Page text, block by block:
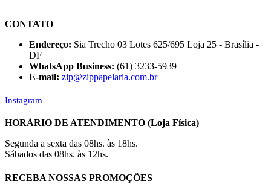
CONTATO
Endereço: Sia Trecho 03 Lotes 625/695 Loja 25 - Brasília -
DF
WhatsApp Business: (61) 3233-5939
E-mail: zip@zippapelaria.com.br
Instagram
HORÁRIO DE ATENDIMENTO (Loja Física)
Segunda a sexta das 08hs. às 18hs.
Sábados das 08hs. às 12hs.
RECEBA NOSSAS PROMOÇÕES